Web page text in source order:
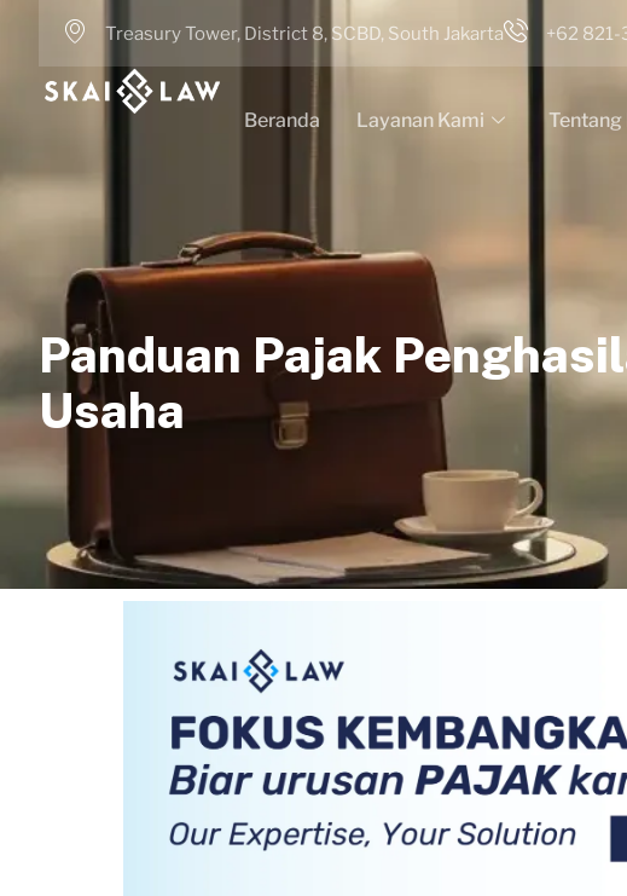
Treasury Tower, District 8, SCBD, South Jakarta +62
Beranda Layanan Kami Tentang
Panduan Pajak
Usaha